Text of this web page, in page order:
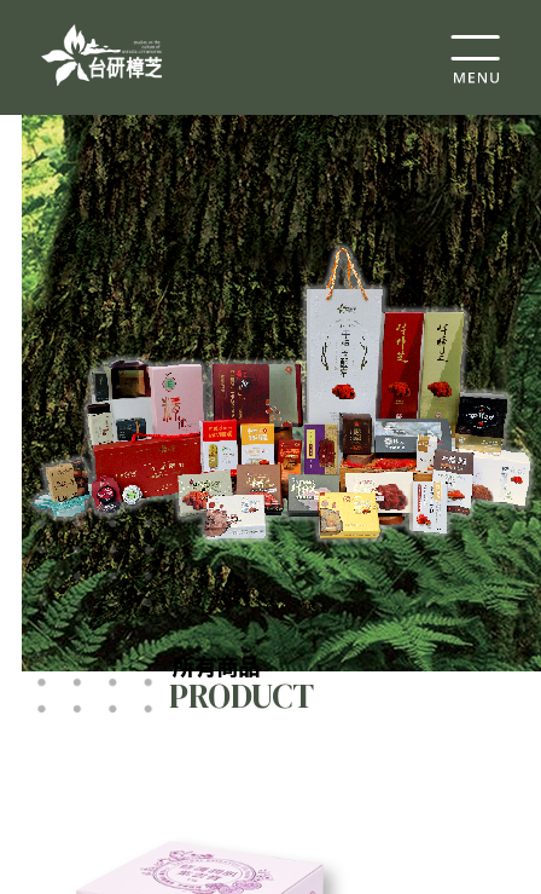
所有商品
PRODUCT